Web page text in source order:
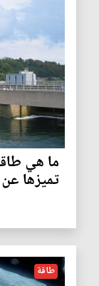
ما هي
تميزها
طاقة